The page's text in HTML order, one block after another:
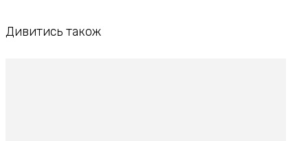
Дивитись також